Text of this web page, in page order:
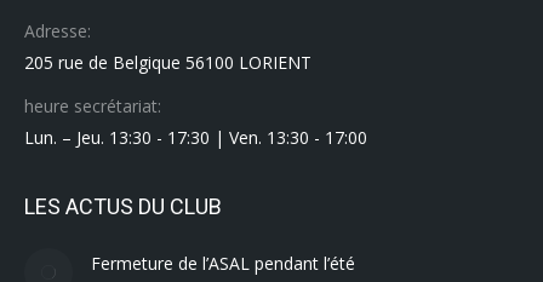
Adresse:
205 rue de Belgique 56100 LORIENT
heure secrétariat:
Lun. – Jeu. 13:30 - 17:30 | Ven. 13:30 - 17:00
LES ACTUS DU CLUB
Fermeture de l’ASAL pendant l’été